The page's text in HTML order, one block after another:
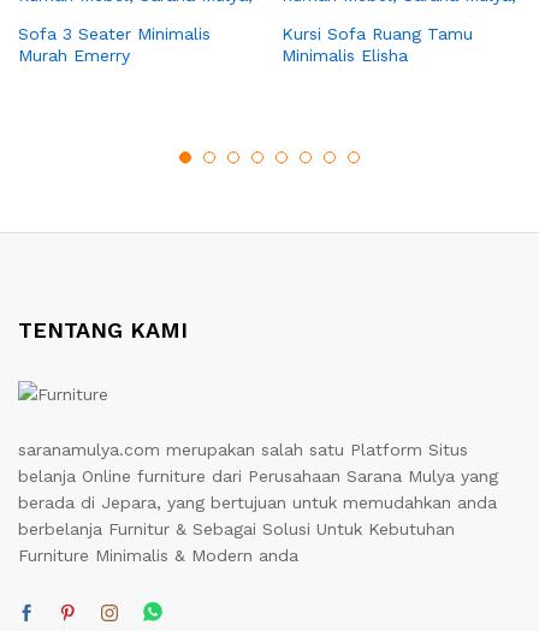
Sofa 3 Seater Minimalis
Murah Emerry
Kursi Sofa Ruang Tamu
Minimalis Elisha
TENTANG KAMI
saranamulya.com merupakan salah satu Platform Situs
belanja Online furniture dari Perusahaan Sarana Mulya yang
berada di Jepara, yang bertujuan untuk memudahkan anda
berbelanja Furnitur & Sebagai Solusi Untuk Kebutuhan
Furniture Minimalis & Modern anda